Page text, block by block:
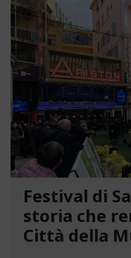
Festival di
storia che
Città della